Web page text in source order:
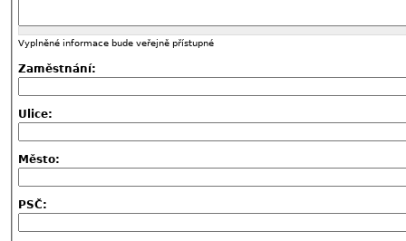
Vyplněné informace bude veřejně přístupné
Zaměstnání:
Ulice:
Město:
PSČ: